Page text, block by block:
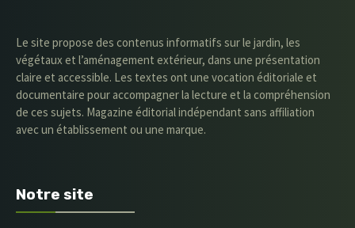
Le site propose des contenus informatifs sur le jardin, les
végétaux et l’aménagement extérieur, dans une présentation
claire et accessible. Les textes ont une vocation éditoriale et
documentaire pour accompagner la lecture et la compréhension
de ces sujets. Magazine éditorial indépendant sans affiliation
avec un établissement ou une marque.
Notre site